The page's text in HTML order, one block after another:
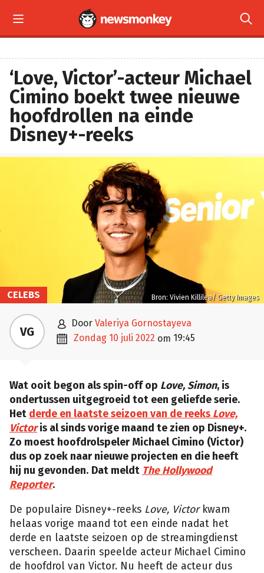
 
‘Love, Victor’-acteur Michael
Cimino boekt twee nieuwe
hoofdrollen na einde
Disney+-reeks
Bron: Vivien Killilea/ Getty Images
CELEBS
VG  door Valeriya Gornostayeva
 zondag 10 juli 2022 om 19:45
Wat ooit begon als spin-off op Love, Simon, is
ondertussen uitgegroeid tot een geliefde serie.
Het derde en laatste seizoen van de reeks Love,
Victoris al sinds vorige maand te zien op Disney+.
Zo moest hoofdrolspeler Michael Cimino (Victor)
dus op zoek naar nieuwe projecten en die heeft
hij nu gevonden. Dat meldt The Hollywood
Reporter.
De populaire Disney+-reeks Love, Victorkwam
helaas vorige maand tot een einde nadat het
derde en laatste seizoen op de streamingdienst
verscheen. Daarin speelde acteur Michael Cimino
de hoofdrol van Victor. Nu heeft de acteur dus